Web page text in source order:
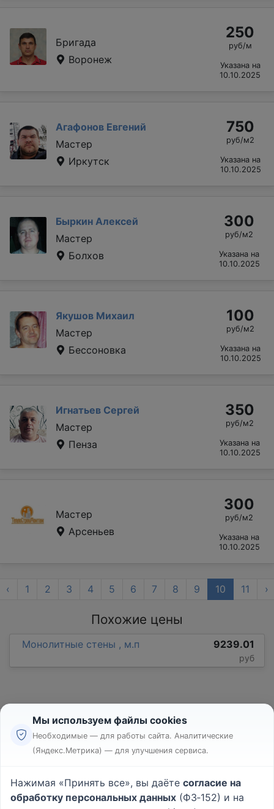
Бригада
Воронеж
250
руб/м
Указана на
10.10.2025
Агафонов Евгений
Мастер
Иркутск
750
руб/м2
Указана на
10.10.2025
Быркин Алексей
Мастер
Болхов
300
руб/м2
Указана на
10.10.2025
Якушов Михаил
Мастер
Бессоновка
100
руб/м2
Указана на
10.10.2025
Игнатьев Сергей
Мастер
Пенза
350
руб/м2
Указана на
10.10.2025
Мастер
Арсеньев
300
руб/м2
Указана на
10.10.2025
‹ 1 2 3 4 5 6 7 8 9 10 11 ›
Похожие цены
Монолитные стены , м.п 9239.01
руб
Реклама
Пользовательское соглашение
Политика конфиденциальности
Мы используем файлы cookies
Необходимые — для работы сайта. Аналитические
(Яндекс.Метрика) — для улучшения сервиса.
Нажимая «Принять все», вы даёте согласие на
обработку персональных данных (ФЗ‑152) и на